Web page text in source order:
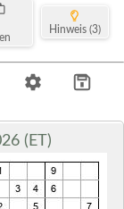
Hinweis (3)
(ET)